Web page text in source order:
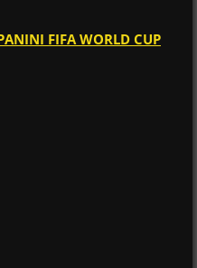
FIFA WORLD CUP